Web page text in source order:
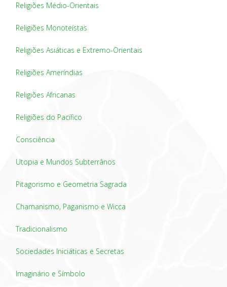
Religiões Médio-Orientais
Religiões Monoteístas
Religiões Asiáticas e Extremo-Orientais
Religiões Ameríndias
Religiões Africanas
Religiões do Pacífico
Consciência
Utopia e Mundos Subterrânos
Pitagorismo e Geometria Sagrada
Chamanismo, Paganismo e Wicca
Tradicionalismo
Sociedades Iniciáticas e Secretas
Imaginário e Símbolo